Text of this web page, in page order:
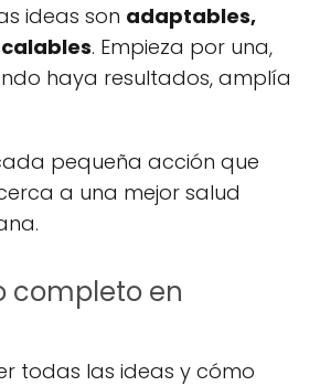
ideas son adaptables,
. Empieza por una,
haya resultados, amplía
pequeña acción que
a una mejor salud
completo en
todas las ideas y cómo